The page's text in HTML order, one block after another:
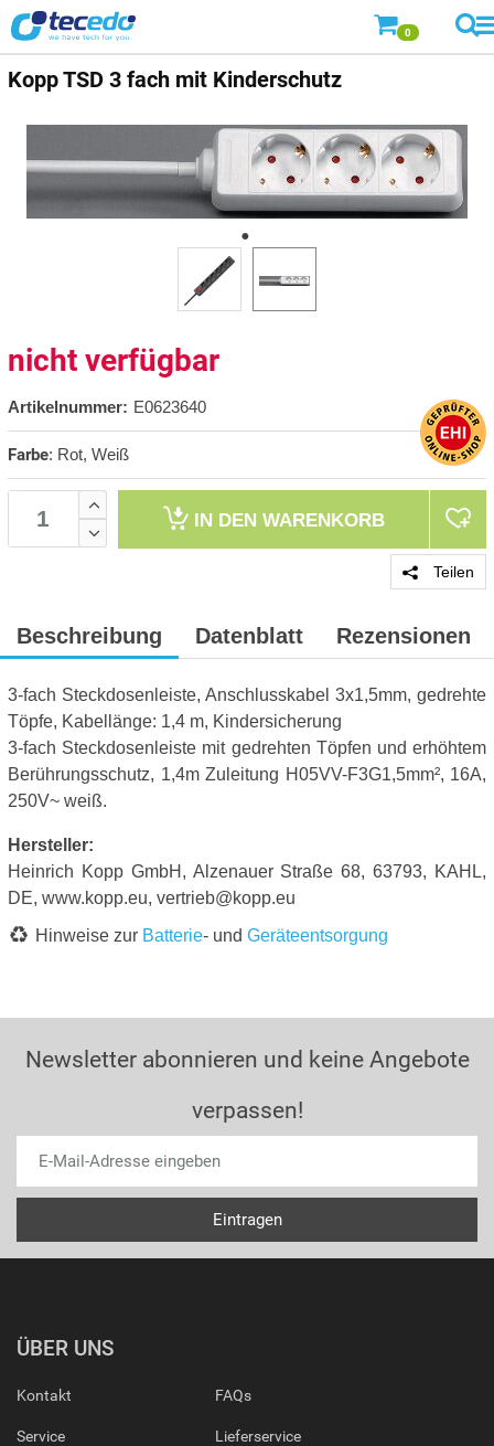
0
KoppTSD 3 fach mit Kinderschutz
nicht verfügbar
Artikelnummer: E0623640
Farbe: Rot, Weiß
IN DEN WARENKORB
Teilen
Beschreibung Datenblatt Rezensionen
3-fach Steckdosenleiste, Anschlusskabel 3x1,5mm, gedrehte
Töpfe, Kabellänge: 1,4 m, Kindersicherung
3-fach Steckdosenleiste mit gedrehten Töpfen und erhöhtem
Berührungsschutz, 1,4m Zuleitung H05VV-F3G1,5mm², 16A,
250V~ weiß.
Hersteller:
Heinrich Kopp GmbH, Alzenauer Straße 68, 63793, KAHL,
DE, www.kopp.eu, vertrieb@kopp.eu
Hinweise zur Batterie- und Geräteentsorgung
Newsletter abonnieren und keine Angebote
verpassen!
ÜBER UNS
Kontakt
Service
FAQs
Lieferservice